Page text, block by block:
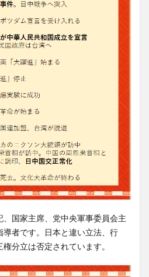
国家主席、党中央軍事委員会主
導者です。日本と違い立法、行
分立は否定されています。